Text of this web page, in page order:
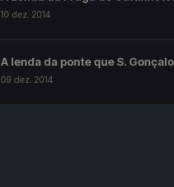
10 dez. 2014
A lenda da ponte que S.
09 dez. 2014